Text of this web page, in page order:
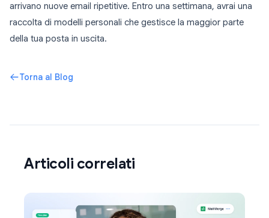
arrivano nuove email ripetitive. Entro una settimana, avrai una
raccolta di modelli personali che gestisce la maggior parte
della tua posta in uscita.
Torna al Blog
Articoli correlati